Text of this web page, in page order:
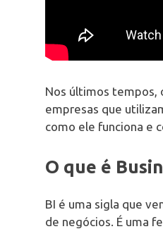
Nos últimos tempos,
empresas que
como ele funciona e
O que é
BI é uma sigla que
de negócios. É uma